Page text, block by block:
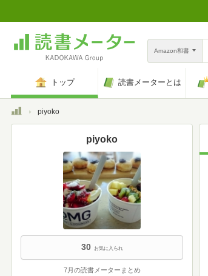
Amazon和書
トップ 読書メーターとは
トップpiyoko
piyoko
30 お気に入られ
7月の読書メーターまとめ